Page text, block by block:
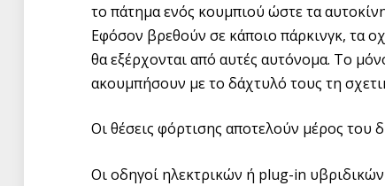
το πάτημα ενός κουμπιού ώστε τα
Εφόσον βρεθούν σε κάποιο πάρκινγκ, τα
θα εξέρχονται από αυτές αυτόνομα. Το
ακουμπήσουν με το δάχτυλό τους τη
Οι θέσεις φόρτισης αποτελούν μέρος
Οι οδηγοί ηλεκτρικών ή plug-in